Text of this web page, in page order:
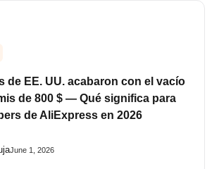
de EE. UU. acabaron con el vacío
de 800 $ — Qué significa para
de AliExpress en 2026
June 1, 2026